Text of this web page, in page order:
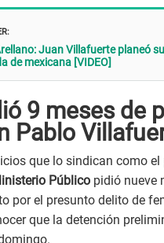
Juan Villafuerte planeó
de mexicana [VIDEO]
9 meses de
Pablo
que lo sindican como
Público pidió nueve
por el presunto delito de
que la detención